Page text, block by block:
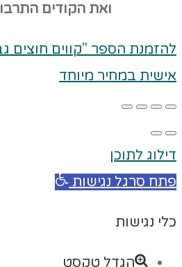
ואת הקודים
להזמנת הספר "קווים חוצים
אישית במחיר מיוחד
דילוג לתוכן
פתח סרגל נגישות
כלי נגישות
הגדל טקסט